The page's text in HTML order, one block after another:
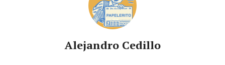
Alejandro Cedillo